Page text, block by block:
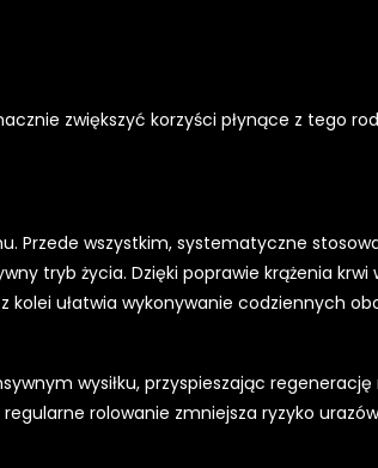
zwiększyć korzyści płynące z tego
Przede wszystkim, systematyczne
tryb życia. Dzięki poprawie krążenia krwi
ułatwia wykonywanie codziennych
wysiłku, przyspieszając
rolowanie zmniejsza ryzyko